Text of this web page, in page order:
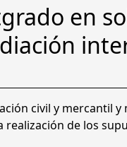
en
civil y mercantil
de los